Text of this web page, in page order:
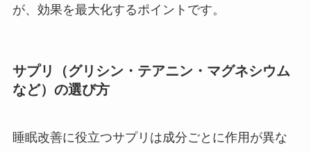
が、効果を最大化するポイントです。
サプリ（グリシン・テアニン・マグネシウム
など）の選び方
睡眠改善に役立つサプリは成分ごとに作用が異な